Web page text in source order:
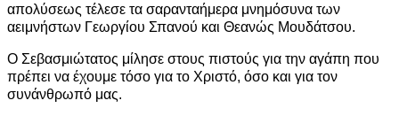
απολύσεως τέλεσε τα σαρανταήμερα μνημόσυνα των
αειμνήστων Γεωργίου Σπανού και Θεανώς Μουδάτσου.
Ο Σεβασμιώτατος μίλησε στους πιστούς για την αγάπη που
πρέπει να έχουμε τόσο για το Χριστό, όσο και για τον
συνάνθρωπό μας.